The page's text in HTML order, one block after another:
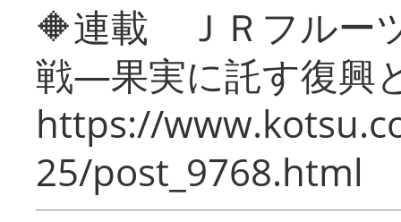
🔶連載 ＪＲフルー
戦―果実に託す復興
https://
25/post_9768.html